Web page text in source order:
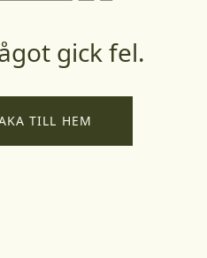
gick fel.
TILL HEM